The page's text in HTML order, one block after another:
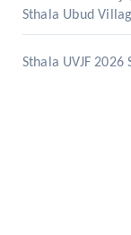
Sthala Ubud
Sthala UVJF 2026